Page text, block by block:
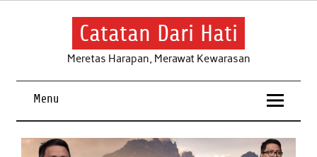
Skip
Catatan Dari Hati
Meretas Harapan, Merawat Kewarasan
Menu